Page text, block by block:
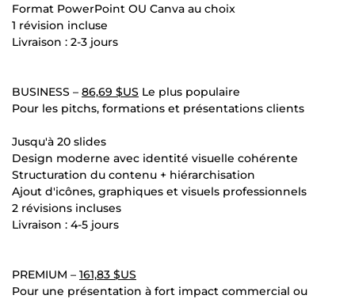
Format PowerPoint OU Canva au choix
1 révision incluse
Livraison : 2-3 jours
BUSINESS – 86,69 $US Le plus populaire
Pour les pitchs, formations et présentations clients
Jusqu'à 20 slides
Design moderne avec identité visuelle cohérente
Structuration du contenu + hiérarchisation
Ajout d'icônes, graphiques et visuels professionnels
2 révisions incluses
Livraison : 4-5 jours
PREMIUM – 161,83 $US
Pour une présentation à fort impact commercial ou